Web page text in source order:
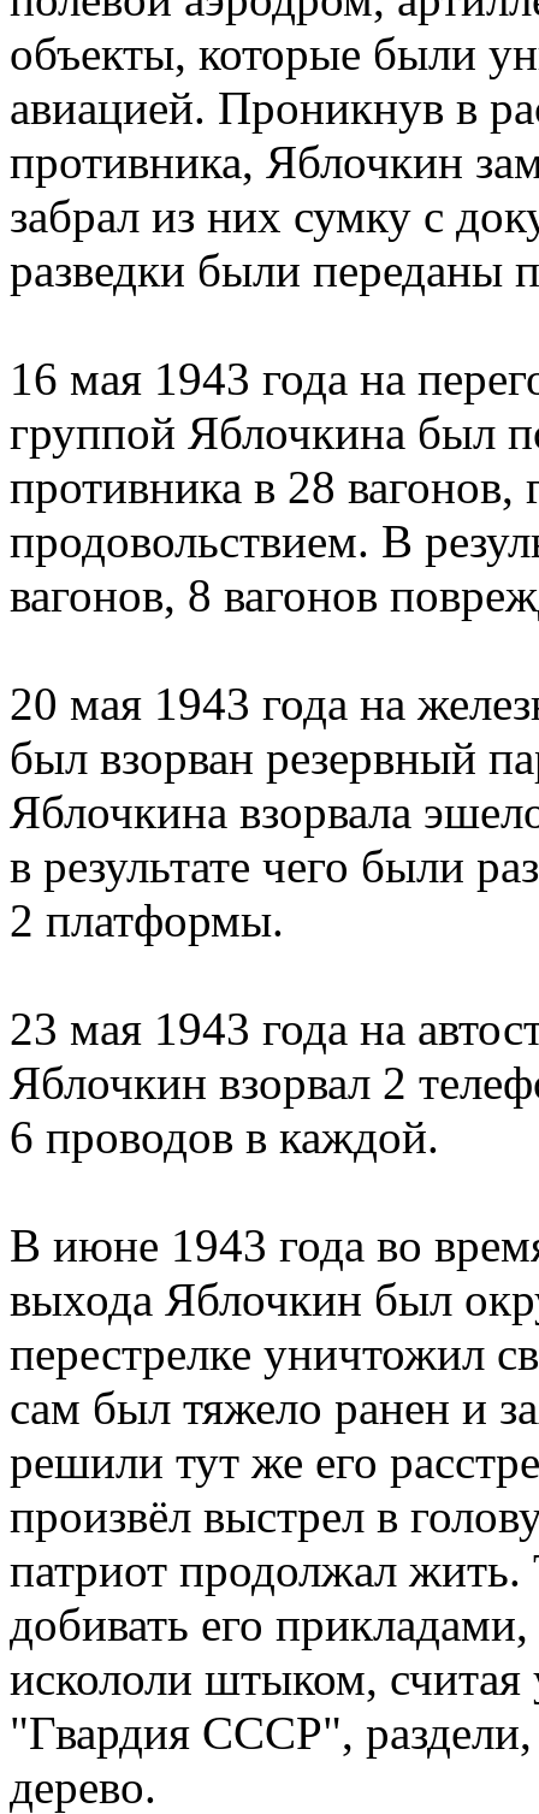
объекты, которые были
авиацией. Проникнув в
противника, Яблочкин
забрал из них сумку с
разведки были переданы
16 мая 1943 года на
группой Яблочкина был
противника в 28
продовольствием. В
вагонов, 8 вагонов
20 мая 1943 года на
был взорван резервный
Яблочкина взорвала
в результате чего были
2 платформы.
23 мая 1943 года на
Яблочкин взорвал 2
6 проводов в каждой.
В июне 1943 года во
выхода Яблочкин был
перестрелке уничтожил
сам был тяжело ранен и
решили тут же его
произвёл выстрел в
патриот продолжал
добивать его
искололи штыком, считая
"Гвардия СССР",
дерево.